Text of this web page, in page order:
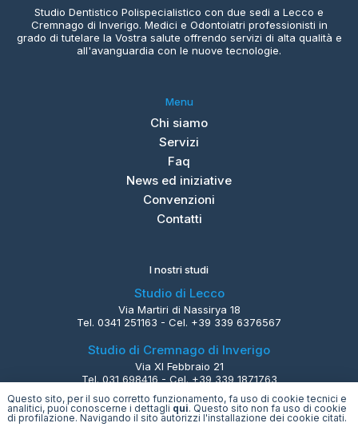
Studio Dentistico Polispecialistico con due sedi a Lecco e
Cremnago di Inverigo. Medici e Odontoiatri professionisti in
grado di tutelare la Vostra salute offrendo servizi di alta qualità e
all'avanguardia con le nuove tecnologie.
Menu
Chi siamo
Servizi
Faq
News ed iniziative
Convenzioni
Contatti
I nostri studi
Studio di Lecco
Via Martiri di Nassirya 18
Tel. 0341 251163 - Cel. +39 339 6376567
Studio di Cremnago di Inverigo
Via XI Febbraio 21
Tel. 031 698416 - Cel. +39 339 1871763
Questo sito, per il suo corretto funzionamento, fa uso di cookie tecnici e
analitici, puoi conoscerne i dettagli qui. Questo sito non fa uso di cookie
di profilazione. Navigando il sito autorizzi l'installazione dei cookie citati.